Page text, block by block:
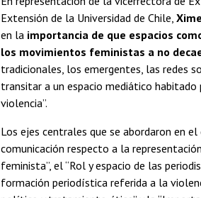
Extensión de la Universidad de Chile,
en la importancia de que espacios
los movimientos feministas a no
tradicionales, los emergentes, las redes
transitar a un espacio mediático
violencia”.
Los ejes centrales que se abordaron en
comunicación respecto a la
feminista”, el “Rol y espacio de las
formación periodística referida a la